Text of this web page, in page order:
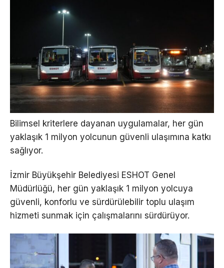
Bilimsel kriterlere dayanan uygulamalar, her gün
yaklaşık 1 milyon yolcunun güvenli ulaşımına katkı
sağlıyor.
İzmir Büyükşehir Belediyesi ESHOT Genel
Müdürlüğü, her gün yaklaşık 1 milyon yolcuya
güvenli, konforlu ve sürdürülebilir toplu ulaşım
hizmeti sunmak için çalışmalarını sürdürüyor.